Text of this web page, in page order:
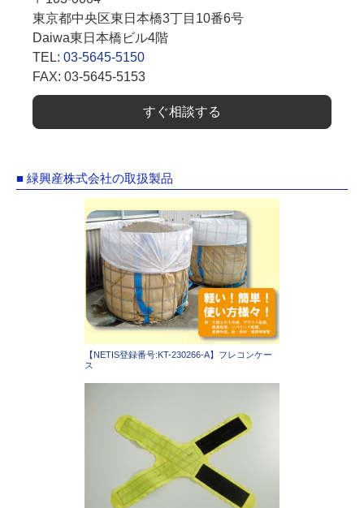
東京都中央区東日本橋3丁目10番6号
Daiwa東日本橋ビル4階
TEL: 03-5645-5150
FAX: 03-5645-5153
すぐ相談する
■ 緑興産株式会社の取扱製品
【NETIS登録番号:KT-230266-A】フレコンケー
ス